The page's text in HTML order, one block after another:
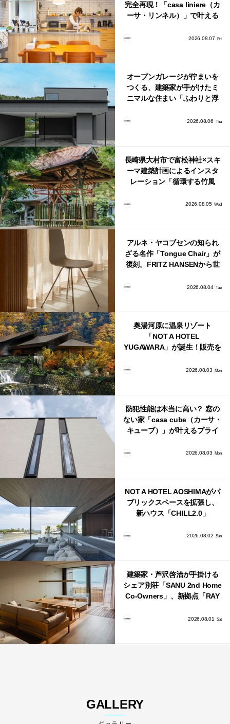
完全再現！「casa liniere（カ
ーサ・リンネル）」で叶える
2026.08.07 Fri
オープンガレージが佇まいを
つくる、建築家が手がけたミ
ニマルな住まい「ふわりと浮
2026.08.06 Thu
長崎県大村市で富松神社×スキ
ーマ建築計画によるインスタ
レーション「循環する竹風
2026.08.05 Wed
アルネ・ヤコブセンの知られ
ざる名作「Tongue Chair」が
復刻。FRITZ HANSENから世
2026.08.04 Tue
奥湯河原に温泉リゾート
「NOT A HOTEL
YUGAWARA」が誕生！販売を
2026.08.03 Mon
防犯性能は本当に高い？ 窓の
ない家「casa cube（カーサ・
キューブ）」が叶えるプライ
2026.08.03 Mon
NOT A HOTEL AOSHIMAがパ
ブリックスペースを拡張し、
新ハウス「CHILL2.0」
2026.08.02 Sun
建築家・芦沢啓治が手掛ける
シェア別荘「SANU 2nd Home
Co-Owners」、新拠点「RAY
2026.08.01 Sat
GALLERY